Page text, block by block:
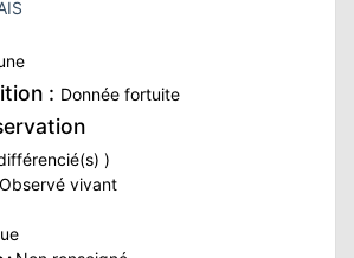
: Donnée fortuite
)
Observé vivant